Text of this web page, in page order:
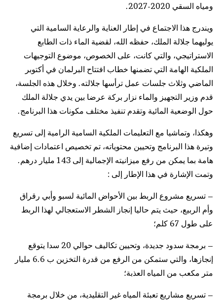
ومياه السقي 2020-2027.
ويندرج هذا الاجتماع في إطار العناية والرعاية السامية التي
يوليهما جلالة الملك، حفظه الله، لقضية الماء ذات الطابع
الاستراتيجي، والتي كانت، على الخصوص، موضوع التوجيهات
الملكية الهامة التي تضمنها خطاب افتتاح البرلمان في أكتوبر
الماضي وثلاث جلسات عمل ترأسها جلالته. وخلال هذه الجلسة،
قدم وزير التجهيز والماء نزار بركة عرضا بين يدي جلالة الملك
حول الوضعية المائية وتقدم تنفيذ مختلف مكونات هذا البرنامج.
وهكذا، وتماشيا مع التعليمات الملكية السامية الرامية إلى تسريع
وتيرة هذا البرنامج وتحيين محتوياته، تم تخصيص اعتمادات إضافية
هامة بما يمكن من رفع ميزانيته الإجمالية إلى 143 مليار درهم.
وتمت الإشارة في هذا الإطار إلى :
– تسريع مشروع الربط بين الأحواض المائية لسبو وأبي رقراق
وأم الربيع، حيث يتم حاليا إنجاز الشطر الاستعجالي لهذا الربط
على طول 67 كلم؛
– برمجة سدود جديدة، وتحيين تكاليف حوالي 20 سدا يتوقع
إنجازها، والتي ستمكن من الرفع من قدرة التخزين ب 6.6 مليار
متر مكعب من المياه العذبة؛
– تسريع مشاريع تعبئة المياه غير التقليدية، من خلال برمجة